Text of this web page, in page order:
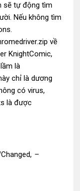
sẽ tự động tìm
Nếu không tìm
về
KnightComic,
là
chỉ là dương
có virus,
là được
–